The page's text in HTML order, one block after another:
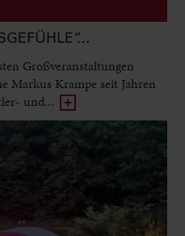
Großveranstaltungen
Markus Krampe seit Jahren
und...